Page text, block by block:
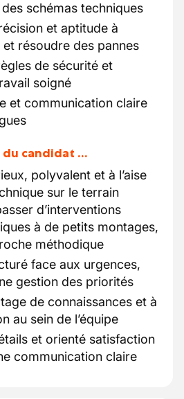
schémas techniques
et aptitude à
résoudre des pannes
de sécurité et
soigné
et communication claire
candidat …
polyvalent et à l’aise
sur le terrain
d’interventions
à de petits montages,
méthodique
face aux urgences,
gestion des priorités
de connaissances et à
au sein de l’équipe
et orienté satisfaction
communication claire